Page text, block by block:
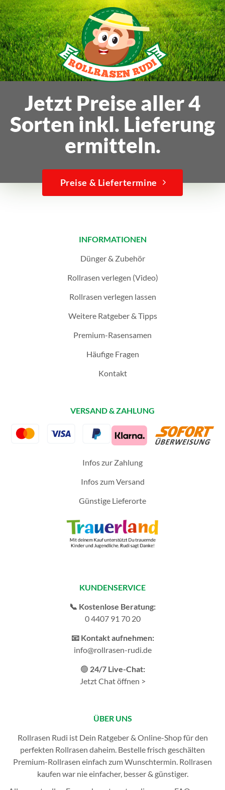
Jetzt Preise aller 4
Sorten inkl. Lieferung
ermitteln.
Preise & Liefertermine
INFORMATIONEN
Dünger & Zubehör
Rollrasen verlegen (Video)
Rollrasen verlegen lassen
Weitere Ratgeber & Tipps
Premium-Rasensamen
Häufige Fragen
Kontakt
VERSAND & ZAHLUNG
Infos zur Zahlung
Infos zum Versand
Günstige Lieferorte
KUNDENSERVICE
📞 Kostenlose Beratung:
0 4407 91 70 20
📧 Kontakt aufnehmen:
info@rollrasen-rudi.de
🟢 24/7 Live-Chat:
Jetzt Chat öffnen >
ÜBER UNS
Rollrasen Rudi ist Dein Ratgeber & Online-Shop für den
perfekten Rollrasen daheim. Bestelle frisch geschälten
Premium-Rollrasen einfach zum Wunschtermin. Rollrasen
kaufen war nie einfacher, besser & günstiger.